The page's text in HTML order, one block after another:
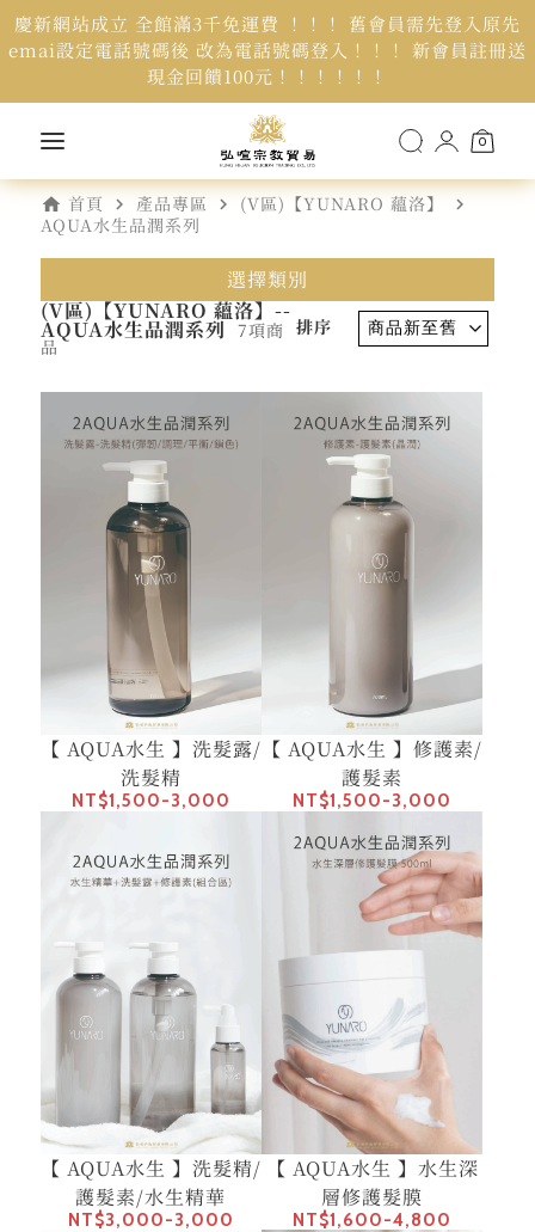
慶新網站成立 全館滿3千免運費 ！！！ 舊會員需先登入原先
emai設定電話號碼後 改為電話號碼登入！！！ 新會員註冊送
現金回饋100元！！！！！！
0
home 首頁 navigate_next 產品專區 navigate_next (V區)【YUNARO 蘊洛】 navigate_next
AQUA水生品潤系列
選擇類別
(V區)【YUNARO 蘊洛】--
AQUA水生品潤系列
7項商
品
排序
【 AQUA水生 】洗髮露/
洗髮精
NT$1,500-3,000
【 AQUA水生 】修護素/
護髮素
NT$1,500-3,000
【 AQUA水生 】洗髮精/
護髮素/水生精華
NT$3,000-3,000
【 AQUA水生 】水生深
層修護髮膜
NT$1,600-4,800